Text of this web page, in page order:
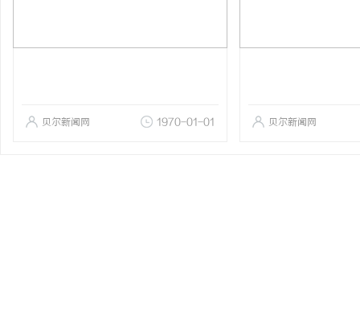
贝尔新闻网 1970-01-01 贝尔新闻网